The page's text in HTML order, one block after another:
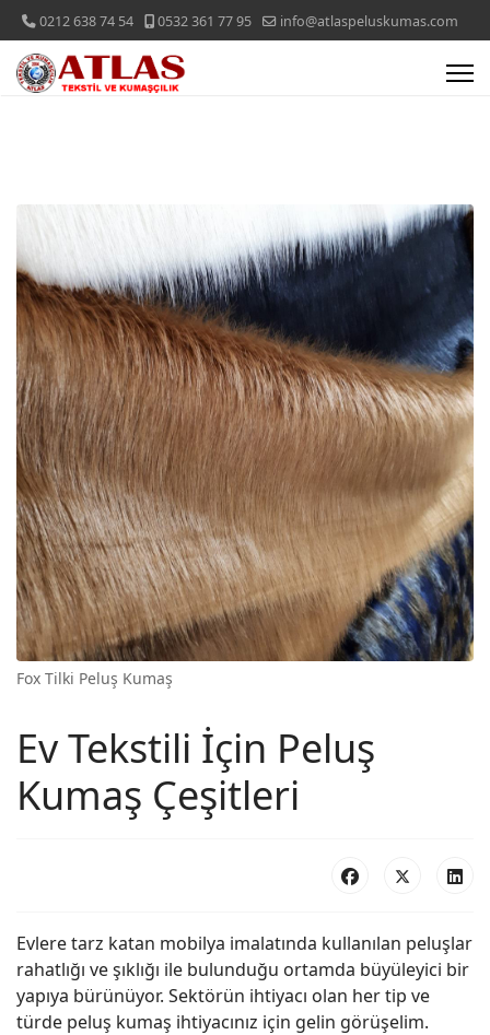
0212 638 74 54 0532 361 77 95 info@atlaspeluskumas.com
Fox Tilki Peluş Kumaş
Ev Tekstili İçin Peluş
Kumaş Çeşitleri
Evlere tarz katan mobilya imalatında kullanılan peluşlar
rahatlığı ve şıklığı ile bulunduğu ortamda büyüleyici bir
yapıya bürünüyor. Sektörün ihtiyacı olan her tip ve
türde peluş kumaş ihtiyacınız için gelin görüşelim.